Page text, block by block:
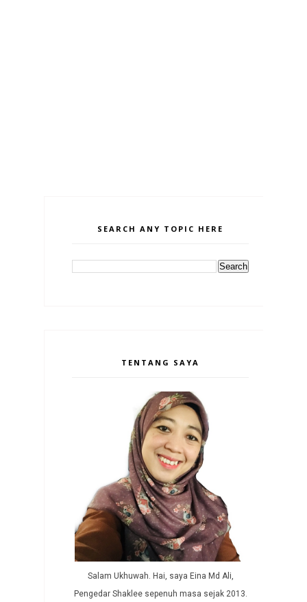
SEARCH ANY TOPIC HERE
TENTANG SAYA
Salam Ukhuwah. Hai, saya Eina Md Ali,
Pengedar Shaklee sepenuh masa sejak 2013.